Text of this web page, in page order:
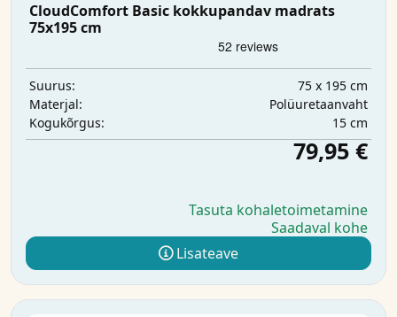
CloudComfort Basic kokkupandav madrats
75x195 cm
Suurus:
75 x 195 cm
Materjal:
Polüuretaanvaht
Kogukõrgus:
15 cm
79,95 €
Tasuta kohaletoimetamine
Saadaval kohe
Lisateave